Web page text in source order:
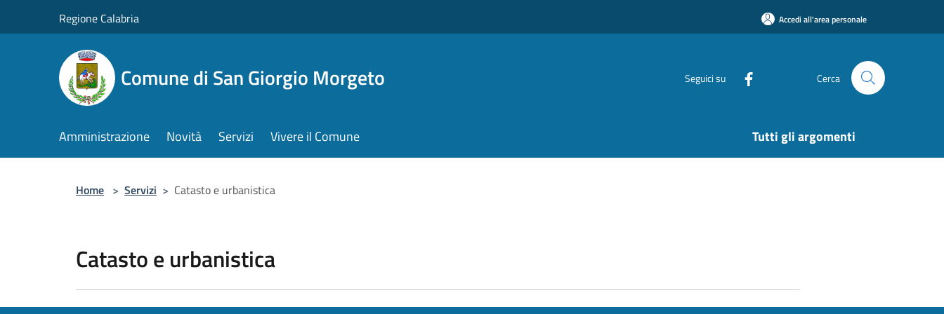
Regione Calabria Accedi all'area personale
Comune di San Giorgio Morgeto Seguici su Cerca
Amministrazione Novità Servizi Vivere il Comune Tutti gli argomenti
Home > Servizi > Catasto e urbanistica
Catasto e urbanistica